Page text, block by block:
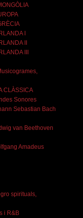
I
II
III
CLÀSSICA
Sonores
Sebastian Bach
van Beethoven
Amadeus
spirituals,
i R&B